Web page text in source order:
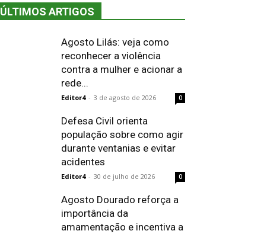
ÚLTIMOS ARTIGOS
Agosto Lilás: veja como
reconhecer a violência
contra a mulher e acionar a
rede...
Editor4 - 3 de agosto de 2026 0
Defesa Civil orienta
população sobre como agir
durante ventanias e evitar
acidentes
Editor4 - 30 de julho de 2026 0
Agosto Dourado reforça a
importância da
amamentação e incentiva a